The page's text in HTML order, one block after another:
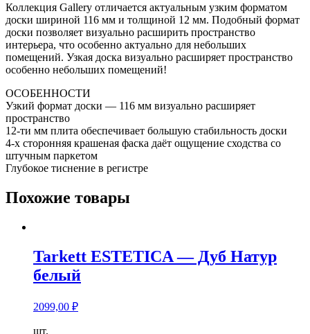
Коллекция Gallery отличается актуальным узким форматом
доски шириной 116 мм и толщиной 12 мм. Подобный формат
доски позволяет визуально расширить пространство
интерьера, что особенно актуально для небольших
помещений. Узкая доска визуально расширяет пространство
особенно небольших помещений!
ОСОБЕННОСТИ
Узкий формат доски — 116 мм визуально расширяет
пространство
12-ти мм плита обеспечивает большую стабильность доски
4-х сторонняя крашеная фаска даёт ощущение сходства со
штучным паркетом
Глубокое тиснение в регистре
Похожие товары
Tarkett ESTETICA — Дуб Натур
белый
2099,00 ₽
Количество
шт.